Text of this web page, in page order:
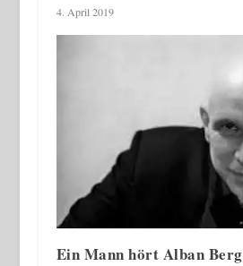
4. April 2019
Ein Mann hört Alban Berg